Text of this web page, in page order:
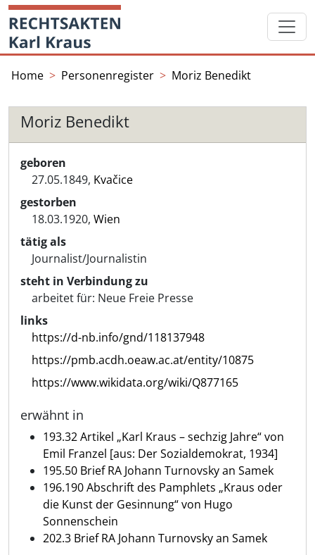
Skip
content
Startseite
Home Personenregister Moriz Benedikt
Moriz Benedikt
geboren
27.05.1849, Kvačice
gestorben
18.03.1920, Wien
tätig als
Journalist/Journalistin
steht in Verbindung zu
arbeitet für: Neue Freie Presse
links
https://d-nb.info/gnd/118137948
https://pmb.acdh.oeaw.ac.at/entity/10875
https://www.wikidata.org/wiki/Q877165
erwähnt in
193.32 Artikel „Karl Kraus – sechzig Jahre“ von
Emil Franzel [aus: Der Sozialdemokrat, 1934]
195.50 Brief RA Johann Turnovsky an Samek
196.190 Abschrift des Pamphlets „Kraus oder
die Kunst der Gesinnung“ von Hugo
Sonnenschein
202.3 Brief RA Johann Turnovsky an Samek